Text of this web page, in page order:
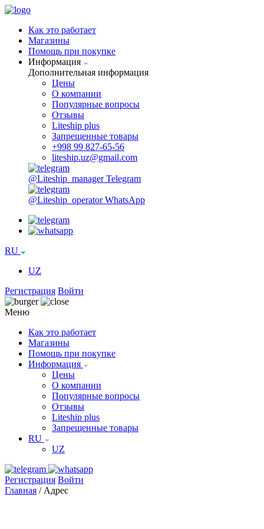
Как это работает
Магазины
Помощь при покупке
Информация
Дополнительная информация
Цены
О компании
Популярные вопросы
Отзывы
Liteship plus
Запрещенные товары
+998 99 827-65-56
liteship.uz@gmail.com
@Liteship_manager Telegram
@Liteship_operator WhatsApp
RU
UZ
Регистрация Войти
Меню
Как это работает
Магазины
Помощь при покупке
Информация
Цены
О компании
Популярные вопросы
Отзывы
Liteship plus
Запрещенные товары
RU
UZ
Регистрация Войти
Главная / Адрес